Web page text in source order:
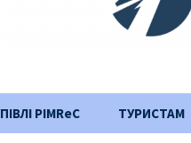
PIMReC ТУРИСТАМ